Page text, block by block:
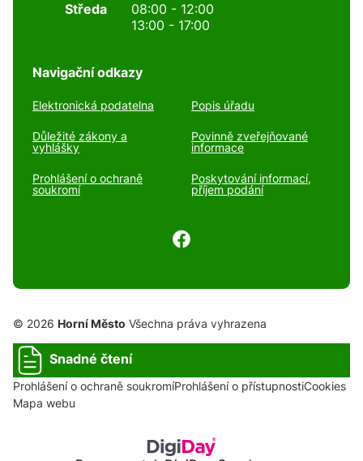
Středa
08:00 - 12:00
13:00 - 17:00
Navigační odkazy
Elektronická podatelna Popis úřadu
Důležité zákony a
vyhlášky
Povinně zveřejňované
informace
Prohlášení o ochraně
soukromí
Poskytování informací,
příjem podání
© 2026 Horní Město Všechna práva vyhrazena
Snadné čtení
Prohlášení o ochraně soukromíProhlášení o přístupnostiCookies
Mapa webu